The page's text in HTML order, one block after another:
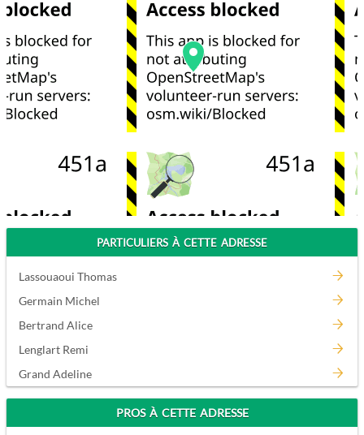
PARTICULIERS À CETTE ADRESSE
Lassouaoui Thomas
Germain Michel
Bertrand Alice
Lenglart Remi
Grand Adeline
PROS À CETTE ADRESSE